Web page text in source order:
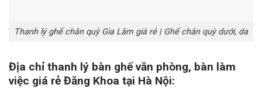
Thanh lý ghế chân quỳ Gia Lâm giá rẻ | Ghế chân quỳ dưới, da
Địa chỉ thanh lý bàn ghế văn phòng, bàn làm
việc giá rẻ Đăng Khoa tại Hà Nội: